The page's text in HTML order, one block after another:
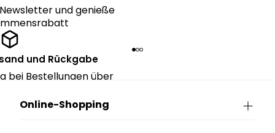
und genieße
und Rückgabe
bei Bestellungen über
Online-Shopping